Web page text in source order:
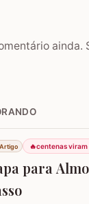
ainda.
Artigo 🔥centenas viram
para